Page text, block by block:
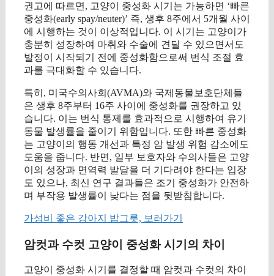
권고에 따르면, 고양이 중성화 시기는 가능하면 ‘빠른
중성화(early spay/neuter)’ 즉, 생후 8주에서 5개월 사이
에 시행하는 것이 이상적입니다. 이 시기는 고양이가
충분히 성장하여 마취와 수술에 견딜 수 있으면서도
발정이 시작되기 전에 중성화함으로써 번식 조절 효
과를 극대화할 수 있습니다.
특히, 미국수의사회(AVMA)와 국제동물보호단체들
은 생후 8주부터 16주 사이에 중성화를 권장하고 있
습니다. 이는 번식 통제를 효과적으로 시행하여 유기
동물 발생률을 줄이기 위함입니다. 또한 빠른 중성화
는 고양이의 행동 개선과 특정 암 발생 위험 감소에도
도움을 줍니다. 반면, 일부 보호자와 수의사들은 고양
이의 성장과 면역력 발달을 더 기다려야 한다는 입장
도 있으나, 최신 연구 결과들은 조기 중성화가 안전하
며 부작용 발생률이 낮다는 점을 뒷받침합니다.
가성비 좋은 강아지 밥그릇, 보러가기
암컷과 수컷 고양이 중성화 시기의 차이
고양이 중성화 시기를 결정할 때 암컷과 수컷의 차이